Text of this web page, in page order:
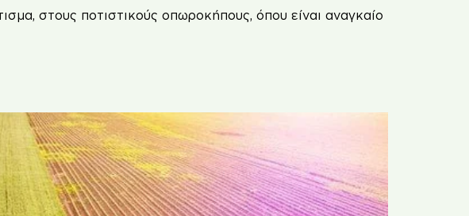
στους ποτιστικούς οπωροκήπους, όπου είναι αναγκαίο